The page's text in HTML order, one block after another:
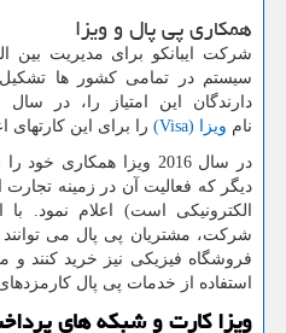
همکاری پی پال و ویزا
شرکت ایبانکو برای مدیریت بین
سیستم در تمامی کشور ها
نام ویزا (Visa) را برای این کارتهای
در سال 2016 ویزا همکاری خود را با
دیگر که فعالیت آن در زمینه تجارت
الکترونیکی است) اعلام نمود.
شرکت، مشتریان پی پال می توانند
فروشگاه‌ فیزیکی نیز خرید کنند و
استفاده از خدمات پی پال
ویزا کارت و شبکه های